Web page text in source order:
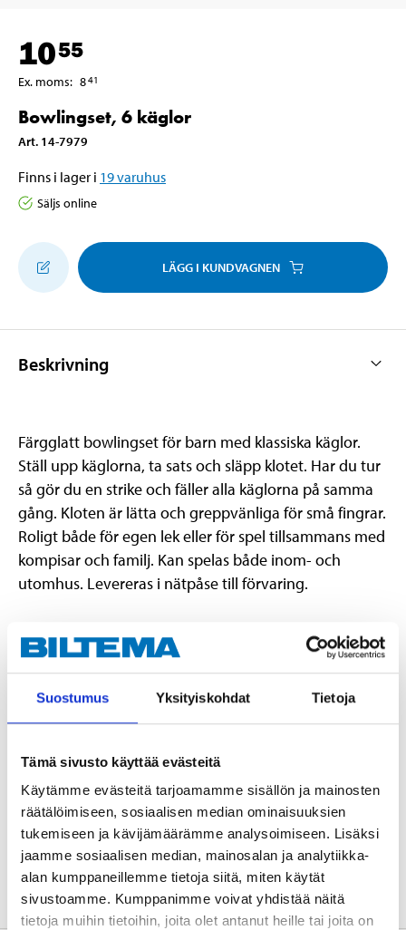
Suostumus Yksityiskohdat Tietoja
Tämä sivusto käyttää evästeitä
Käytämme evästeitä tarjoamamme sisällön ja mainosten
räätälöimiseen, sosiaalisen median ominaisuuksien
tukemiseen ja kävijämäärämme analysoimiseen. Lisäksi
jaamme sosiaalisen median, mainosalan ja analytiikka-
alan kumppaneillemme tietoja siitä, miten käytät
sivustoamme. Kumppanimme voivat yhdistää näitä
tietoja muihin tietoihin, joita olet antanut heille tai joita on
1055
Ex. moms: 841
Bowlingset, 6 käglor
Art. 14-7979
Finns i lager i 19varuhus
Säljs online
LÄGG I KUNDVAGNEN
Beskrivning
Färgglatt bowlingset för barn med klassiska käglor.
Ställ upp käglorna, ta sats och släpp klotet. Har du tur
så gör du en strike och fäller alla käglorna på samma
gång. Kloten är lätta och greppvänliga för små fingrar.
Roligt både för egen lek eller för spel tillsammans med
kompisar och familj. Kan spelas både inom- och
utomhus. Levereras i nätpåse till förvaring.
Teknisk specifikation
Antal
6 (käglor)
Höjd
Diameter
12 cm (klot)
Rekommenderad ålder
3+ år
Material
HDPE (polyeten)